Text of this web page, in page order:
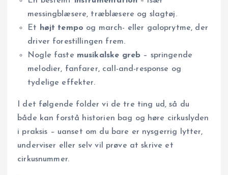
messingblæsere, træblæsere og slagtøj.
Et højt tempo og march- eller galoprytme, der
driver forestillingen frem.
Nogle faste musikalske greb – springende
melodier, fanfarer, call-and-response og
tydelige effekter.
I det følgende folder vi de tre ting ud, så du
både kan forstå historien bag og høre cirkuslyden
i praksis – uanset om du bare er nysgerrig lytter,
underviser eller selv vil prøve at skrive et
cirkusnummer.